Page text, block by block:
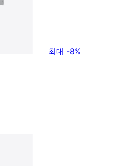
최대 -8%